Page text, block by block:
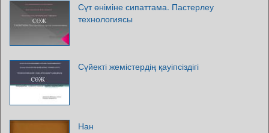
Сүт өніміне сипаттама. Пастерлеу
технологиясы
Сүйекті жемістердің қауіпсіздігі
Нан